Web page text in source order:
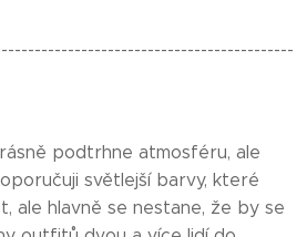
podtrhne atmosféru, ale
světlejší barvy, které
ale hlavně se nestane, že by se